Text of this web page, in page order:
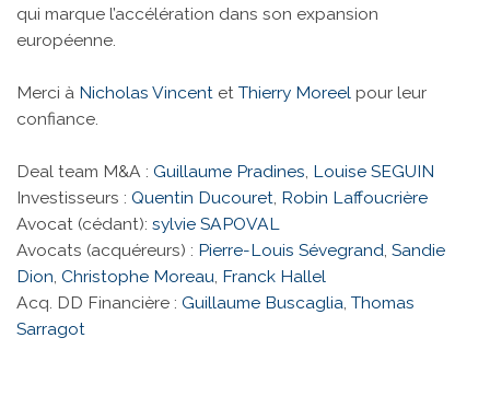
qui marque l’accélération dans son expansion
européenne.
Merci à Nicholas Vincent et Thierry Moreel pour leur
confiance.
Deal team M&A : Guillaume Pradines, Louise SEGUIN
Investisseurs : Quentin Ducouret, Robin Laffoucrière
Avocat (cédant): sylvie SAPOVAL
Avocats (acquéreurs) : Pierre-Louis Sévegrand, Sandie
Dion, Christophe Moreau, Franck Hallel
Acq. DD Financière : Guillaume Buscaglia, Thomas
Sarragot